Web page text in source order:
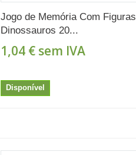
Jogo de Memória Com Figuras
Dinossauros 20...
1,04 €sem IVA
Disponível